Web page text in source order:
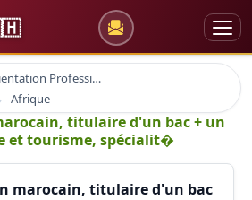
Orientation Professionnelle
Afrique
titulaire d'un bac + un
et tourisme, spécialit�
marocain, titulaire d'un bac